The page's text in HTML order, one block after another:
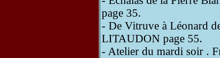
page 35.
- De Vitruve à Léonard
LITAUDON page 55.
- Atelier du mardi soir .